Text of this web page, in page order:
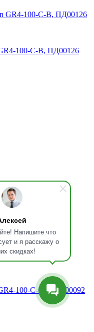
Напишите что
и я расскажу о
скидках!
100-C-B, ПД00126
100-C-CH, ПД00092